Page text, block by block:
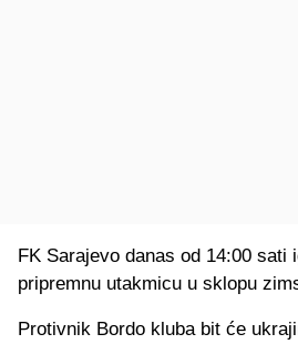
FK Sarajevo danas od 14:00 sati
pripremnu utakmicu u sklopu
Protivnik Bordo kluba bit će